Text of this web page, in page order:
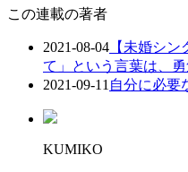
この連載の著者
2021-08-04 【未婚シ
て」という言葉は、
2021-09-11 自分に必要
KUMIKO